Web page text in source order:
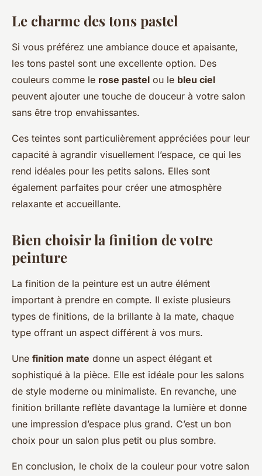
Le charme des tons pastel
Si vous préférez une ambiance douce et apaisante,
les tons pastel sont une excellente option. Des
couleurs comme le rose pastel ou le bleu ciel
peuvent ajouter une touche de douceur à votre salon
sans être trop envahissantes.
Ces teintes sont particulièrement appréciées pour leur
capacité à agrandir visuellement l’espace, ce qui les
rend idéales pour les petits salons. Elles sont
également parfaites pour créer une atmosphère
relaxante et accueillante.
Bien choisir la finition de votre
peinture
La finition de la peinture est un autre élément
important à prendre en compte. Il existe plusieurs
types de finitions, de la brillante à la mate, chaque
type offrant un aspect différent à vos murs.
Une finition mate donne un aspect élégant et
sophistiqué à la pièce. Elle est idéale pour les salons
de style moderne ou minimaliste. En revanche, une
finition brillante reflète davantage la lumière et donne
une impression d’espace plus grand. C’est un bon
choix pour un salon plus petit ou plus sombre.
En conclusion, le choix de la couleur pour votre salon